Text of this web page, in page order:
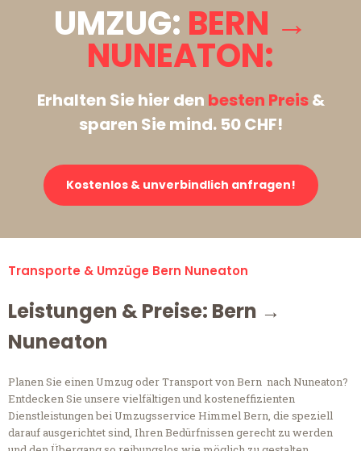
UMZUG: BERN →
NUNEATON:
Erhalten Sie hier den besten Preis&
sparen Sie mind. 50 CHF!
Kostenlos & unverbindlich anfragen!
Transporte & Umzüge Bern Nuneaton
Leistungen & Preise: Bern →
Nuneaton
Planen Sie einen Umzug oder Transport von Bern nach Nuneaton?
Entdecken Sie unsere vielfältigen und kosteneffizienten
Dienstleistungen bei Umzugsservice Himmel Bern, die speziell
darauf ausgerichtet sind, Ihren Bedürfnissen gerecht zu werden